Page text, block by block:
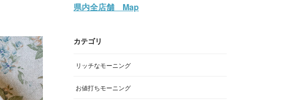
県内全店舗 Map
カテゴリ
リッチなモーニング
お値打ちモーニング